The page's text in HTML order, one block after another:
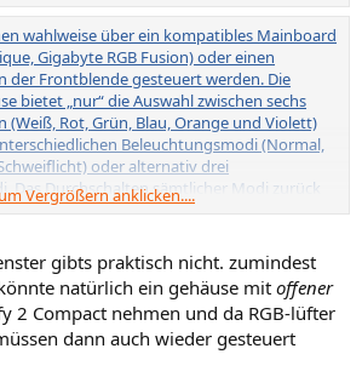
wahlweise über ein kompatibles Mainboard
Gigabyte RGB Fusion) oder einen
der Frontblende gesteuert werden. Die
bietet „nur“ die Auswahl zwischen sechs
(Weiß, Rot, Grün, Blau, Orange und Violett)
Beleuchtungsmodi (Normal,
oder alternativ drei
Das Durchschalten sämtlicher Modi zurück
über nur einen Knopf gestaltet sich
Vergrößern anklicken....
gibts praktisch nicht. zumindest
natürlich ein gehäuse mitoffener
2 Compact nehmen und da RGB-lüfter
dann auch wieder gesteuert